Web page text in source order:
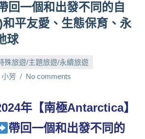
回一個和出發不同的自
和平友愛、生態保育、永
球
殊旅遊/主題旅遊/永續旅遊
小芳 No comments
年【南極Antarctica】
帶回一個和出發不同的